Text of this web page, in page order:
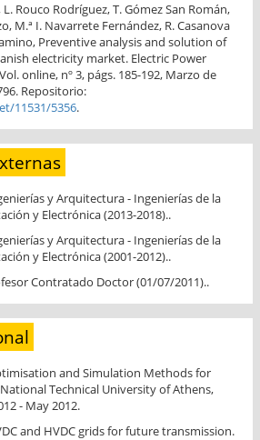
Rouco Rodríguez, T. Gómez San Román,
M.ª I. Navarrete Fernández, R. Casanova
Preventive analysis and solution of
electricity market. Electric Power
online, nº 3, págs. 185-192, Marzo de
Repositorio:
11531/5356.
y Arquitectura - Ingenierías de la
y Electrónica (2013-2018)..
y Arquitectura - Ingenierías de la
y Electrónica (2001-2012)..
Contratado Doctor (01/07/2011)..
and Simulation Methods for
Technical University of Athens,
- May 2012.
and HVDC grids for future transmission.